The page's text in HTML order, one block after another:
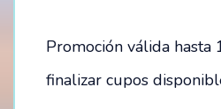
Promoción válida
finalizar cupos